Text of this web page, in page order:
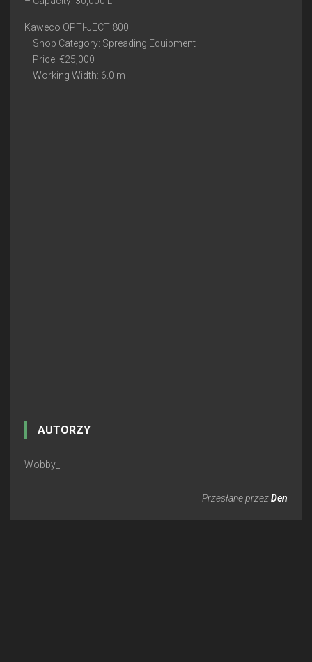
Kaweco OPTI-JECT 800
– Shop Category: Spreading Equipment
– Price: €25,000
– Working Width: 6.0 m
AUTORZY
Wobby_
Przesłane przezDen